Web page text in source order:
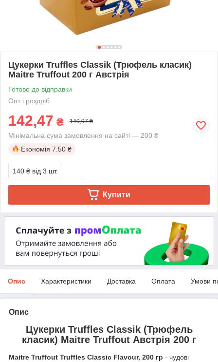
Цукерки Truffles Classik (Трюфель класик)
Maitre Truffout 200 г Австрія
Готово до відправки
Опт і роздріб
142,47 ₴ 149,97 ₴
Мінімальна сума замовлення на сайті — 200 ₴
Економія 7.50 ₴
140 ₴ від 3 шт.
Купити
Опис Характеристики Доставка Оплата Умови
Опис
Цукерки Truffles Classik (Трюфель
класик) Maitre Truffout Австрія 200 г
Maitre Truffout Truffles Сlassic Flavour, 200 гр - чудові